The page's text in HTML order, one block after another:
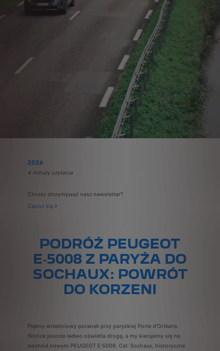
2026
4 minuty czytania
Chcesz otrzymywać nasz newsletter?
Zapisz się
PODRÓŻ PEUGEOT
E‑5008 Z PARYŻA DO
SOCHAUX: POWRÓT
DO KORZENI
Piękny wrześniowy poranek przy paryskiej Porte d’Orléans.
Słońce jeszcze ledwo oświetla drogę, a my kierujemy się na
wschód nowym PEUGEOT E-5008. Cel: Sochaux, historyczne